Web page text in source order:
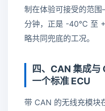
制在体验可接受的范
分钟，正是 -40°C 至
略共同兜底的工况。
四、CAN 集成与
一个标准 ECU
带 CAN 的无线充模块